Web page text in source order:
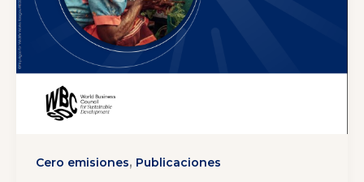
Cero emisiones, Publicaciones